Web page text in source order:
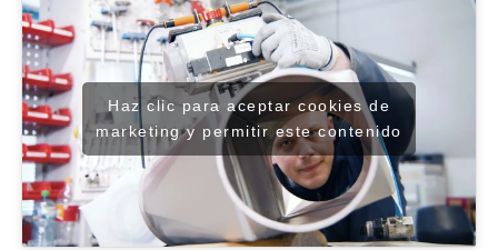
Haz clic para aceptar cookies de
marketing y permitir este contenido